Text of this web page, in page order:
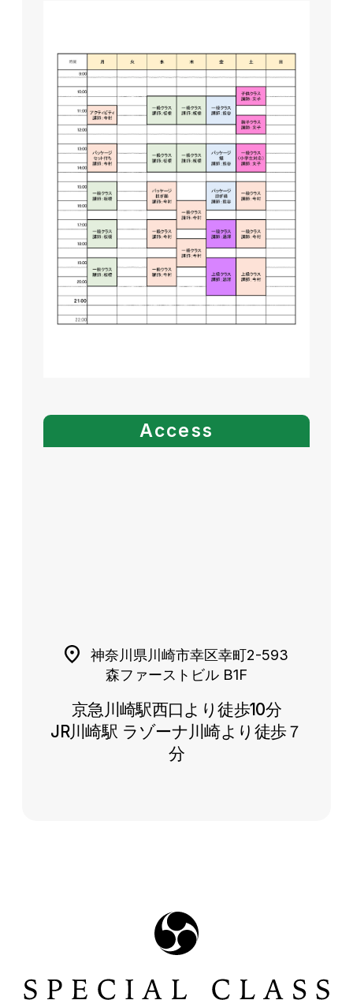
Access
神奈川県川崎市幸区幸町2-593
森ファーストビル B1F
京急川崎駅西口より徒歩10分
JR川崎駅 ラゾーナ川崎より徒歩７
分